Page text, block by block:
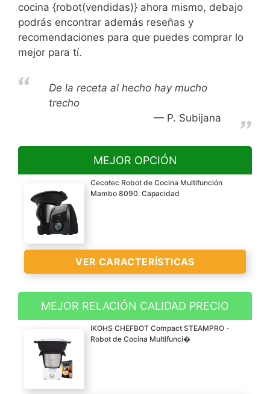
cocina {robot(vendidas)} ahora mismo, debajo
podrás encontrar además reseñas y
recomendaciones para que puedes comprar lo
mejor para tí.
De la receta al hecho hay mucho
trecho
P. Subijana
MEJOR OPCIÓN
Cecotec Robot de Cocina Multifunción
Mambo 8090. Capacidad
VER CARACTERÍSTICAS
Incorpora báscula con
gran precisión, jarra de
acero inoxidable de alta
calidad apta para una
limpieza rápida y fácil en
MEJOR RELACIÓN CALIDAD PRECIO
IKOHS CHEFBOT Compact STEAMPRO -
Robot de Cocina Multifunci�